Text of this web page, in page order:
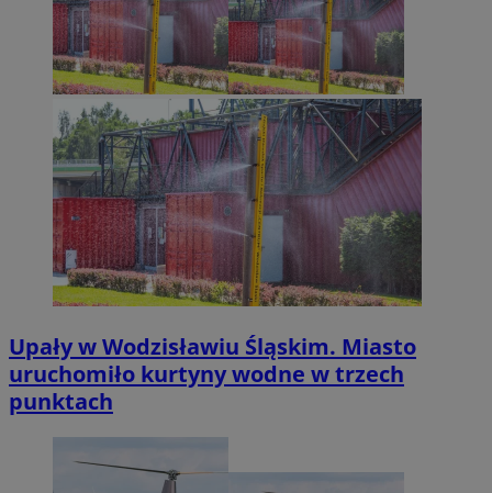
Upały w Wodzisławiu Śląskim. Miasto
uruchomiło kurtyny wodne w trzech
punktach